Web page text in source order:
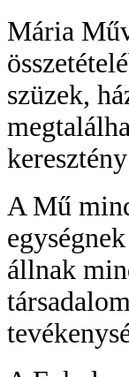
Mária
szüzek,
A Mű
állnak